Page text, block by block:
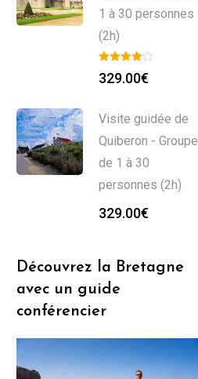
Guide Privé à Rennes
(2h) – Groupe de 1 à 30
299.00€
1 à 30 personnes
(2h)
329.00€
Visite guidée de
Quiberon - Groupe
de 1 à 30
personnes (2h)
329.00€
Découvrez la Bretagne
avec un guide
conférencier